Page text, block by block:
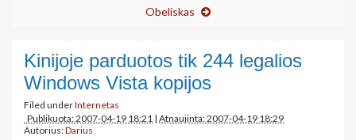
Obeliskas
Kinijoje parduotos tik 244 legalios
Windows Vista kopijos
Filed underInternetas
Publikuota: 2007-04-19 18:21 | Atnaujinta: 2007-04-19 18:29
Autorius:Darius